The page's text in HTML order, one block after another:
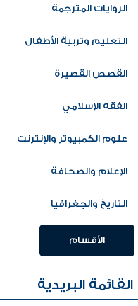
الروايات المترجمة
التعليم وتربية الأطفال
القصص القصيرة
الفقه الإسلامي
علوم الكمبيوتر والإنترنت
الإعلام والصحافة
التاريخ والجغرافيا
الأقسام
القائمة البريدية